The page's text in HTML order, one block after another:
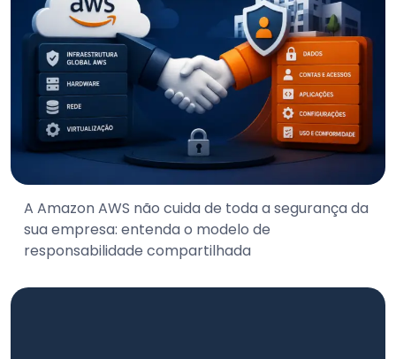
A Amazon AWS não cuida de toda a segurança da
sua empresa: entenda o modelo de
responsabilidade compartilhada